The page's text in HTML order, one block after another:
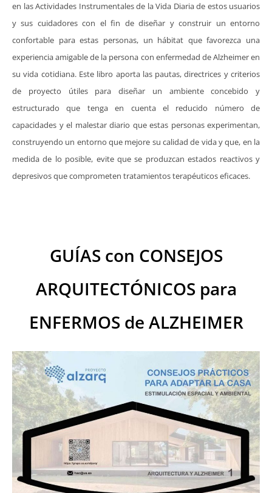
en las Actividades Instrumentales de la Vida Diaria de estos usuarios
y sus cuidadores con el fin de diseñar y construir un entorno
confortable para estas personas, un hábitat que favorezca una
experiencia amigable de la persona con enfermedad de Alzheimer en
su vida cotidiana. Este libro aporta las pautas, directrices y criterios
de proyecto útiles para diseñar un ambiente concebido y
estructurado que tenga en cuenta el reducido número de
capacidades y el malestar diario que estas personas experimentan,
construyendo un entorno que mejore su calidad de vida y que, en la
medida de lo posible, evite que se produzcan estados reactivos y
depresivos que comprometen tratamientos terapéuticos eficaces.
GUÍAS con CONSEJOS
ARQUITECTÓNICOS para
ENFERMOS de ALZHEIMER